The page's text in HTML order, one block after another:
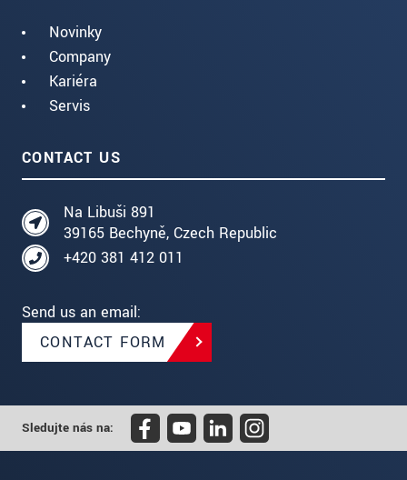
Novinky
Company
Kariéra
Servis
CONTACT US
Na Libuši 891
39165 Bechyně, Czech Republic
+420 381 412 011
Send us an email:
CONTACT FORM
Sledujte nás na: